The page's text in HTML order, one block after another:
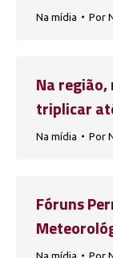
Na mídia Por
Na região,
triplicar
Na mídia Por
Fóruns
Na mídia Por